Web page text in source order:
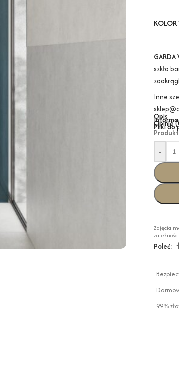
KOLOR
GARDA
szkła
Inne
Opis
Opinie
Pliki do
-
Zdjęcia
Poleć:
99%